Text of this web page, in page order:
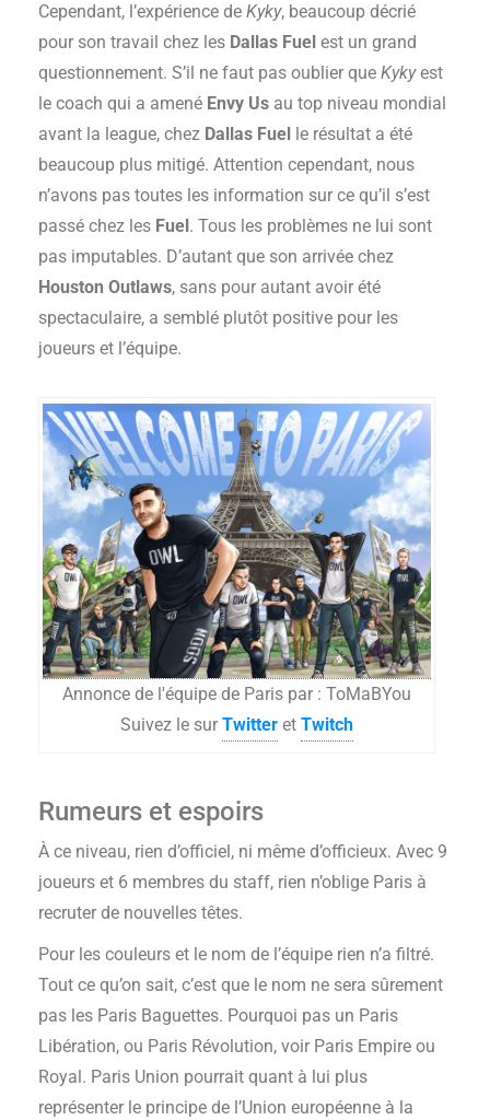
Cependant, l’expérience de Kyky, beaucoup décrié
pour son travail chez les Dallas Fuel est un grand
questionnement. S’il ne faut pas oublier que Kykyest
le coach qui a amené Envy Us au top niveau mondial
avant la league, chez Dallas Fuel
le résultat a été
beaucoup plus mitigé. Attention cependant, nous
n’avons pas toutes les information sur ce qu’il s’est
passé chez les Fuel . Tous les problèmes ne lui sont
pas imputables. D’autant que son arrivée chez
Houston Outlaws, sans pour autant avoir été
spectaculaire, a semblé plutôt positive pour les
joueurs et l’équipe.
Annonce de l'équipe de Paris par : ToMaBYou
Suivez le sur Twitteret Twitch
Rumeurs et espoirs
À ce niveau, rien d’officiel, ni même d’officieux. Avec 9
joueurs et 6 membres du staff, rien n’oblige Paris à
recruter de nouvelles têtes.
Pour les couleurs et le nom de l’équipe rien n’a filtré.
Tout ce qu’on sait, c’est que le nom ne sera sûrement
pas les Paris Baguettes. Pourquoi pas un Paris
Libération, ou Paris Révolution, voir Paris Empire ou
Royal. Paris Union pourrait quant à lui plus
représenter le principe de l’Union européenne à la